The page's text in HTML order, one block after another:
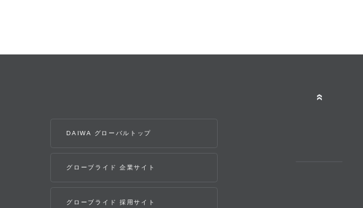
DAIWA グローバルトップ
グローブライド 企業サイト
グローブライド 採用サイト